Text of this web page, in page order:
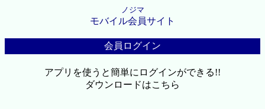
ノジマ
モバイル会員サイト
会員ログイン
アプリを使うと簡単にログインができる!!
ダウンロードはこちら